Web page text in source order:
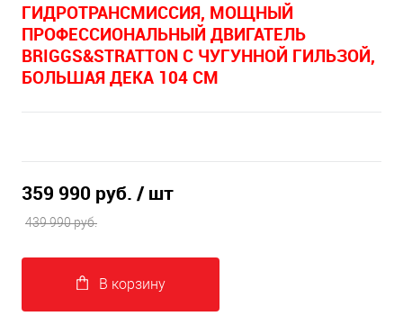
ГИДРОТРАНСМИССИЯ, МОЩНЫЙ
ПРОФЕССИОНАЛЬНЫЙ ДВИГАТЕЛЬ
BRIGGS&STRATTON С ЧУГУННОЙ ГИЛЬЗОЙ,
БОЛЬШАЯ ДЕКА 104 СМ
359 990 руб. / шт
439 990 руб.
В корзину